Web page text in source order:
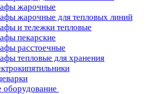
жарочные
жарочные для тепловых линий
и тележки тепловые
пекарские
расстоечные
тепловые для хранения
оборудование